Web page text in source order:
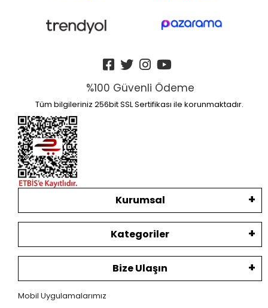
%100 Güvenli Ödeme
Tüm bilgileriniz 256bit SSL Sertifikası ile korunmaktadır.
Kurumsal
Kategoriler
Bize Ulaşın
Mobil Uygulamalarımız